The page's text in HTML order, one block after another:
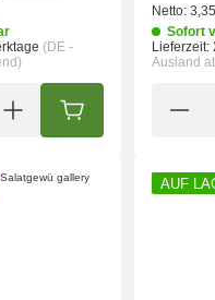
(DE -
IN DEN
Netto:
Sofort
Lieferzeit:
Ausland
AUF